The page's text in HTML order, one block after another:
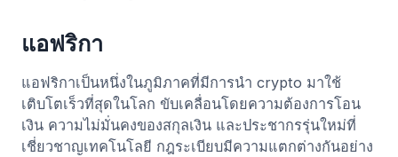
แอฟริกา
แอฟริกาเป็นหนึ่งในภูมิภาคที่มีการนำ crypto มาใช้
เติบโตเร็วที่สุดในโลก ขับเคลื่อนโดยความต้องการโอน
เงิน ความไม่มั่นคงของสกุลเงิน และประชากรรุ่นใหม่ที่
เชี่ยวชาญเทคโนโลยี กฎระเบียบมีความแตกต่างกันอย่าง